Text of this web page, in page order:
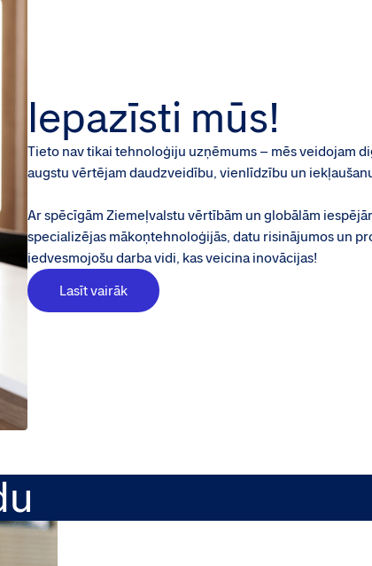
Iepazīsti mūs!
Tieto nav tikai tehnoloģiju uzņēmums – mēs veidojam
augstu vērtējam daudzveidību, vienlīdzību un
Ar spēcīgām Ziemeļvalstu vērtībām un globālām
specializējas mākoņtehnoloģijās, datu risinājumos un
iedvesmojošu darba vidi, kas veicina inovācijas!
Lasīt vairāk